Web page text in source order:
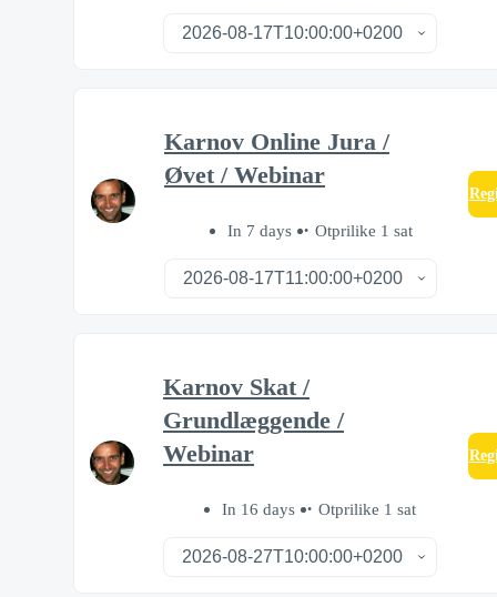
Karnov Online Jura /
Øvet / Webinar
In 7 days Otprilike 1 sat
Karnov Skat /
Grundlæggende /
Webinar
In 16 days Otprilike 1 sat